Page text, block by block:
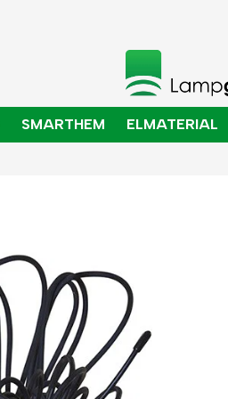
SMARTHEM ELMATERIAL